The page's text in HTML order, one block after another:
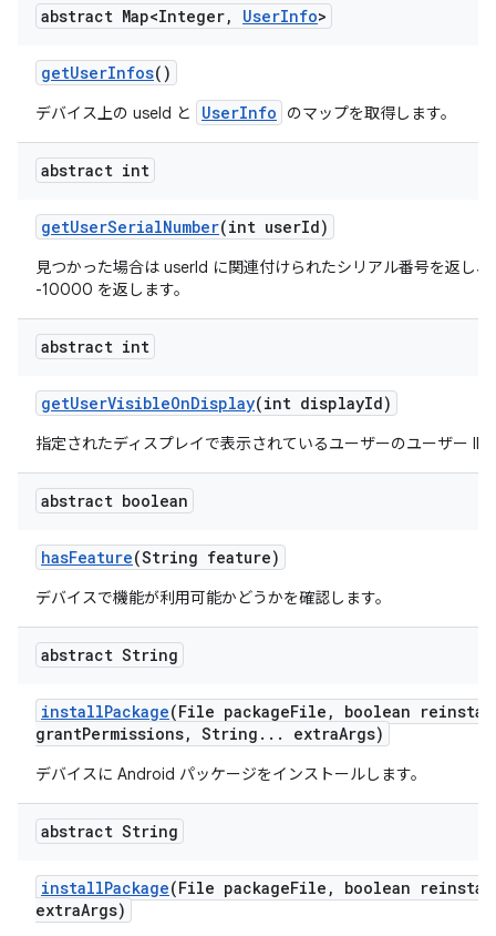
abstract Map<Integer, UserInfo>
getUserInfos()
デバイス上の useId と UserInfo のマップを取得します。
abstract int
getUserSerialNumber(int userId)
見つかった場合は userId に関連付けられたシリアル番号を返し
-10000 を返します。
abstract int
getUserVisibleOnDisplay(int displayId)
指定されたディスプレイで表示されているユーザーのユーザー ID
abstract boolean
hasFeature(String feature)
デバイスで機能が利用可能かどうかを確認します。
abstract String
installPackage(File packageFile ,
boolean
grantPermissions, String . . . extraArgs)
デバイスに Android パッケージをインストールします。
abstract String
installPackage(File packageFile ,
boolean
extraArgs)